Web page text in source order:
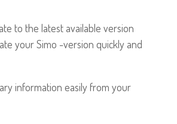
to the latest available version
your Simo -version quickly and
information easily from your